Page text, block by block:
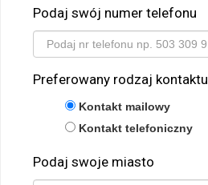
Podaj swój numer telefonu
Preferowany rodzaj kontaktu
Kontakt mailowy
Kontakt telefoniczny
Podaj swoje miasto